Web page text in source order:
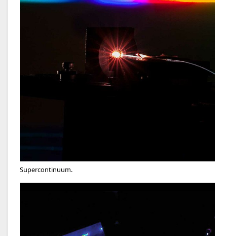
Supercontinuum.